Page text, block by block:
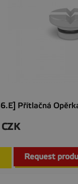
Přítlačná
Request